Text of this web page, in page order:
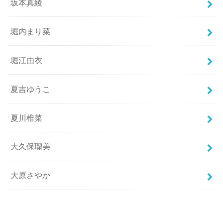
坂本真綾
堀内まり菜
堀江由衣
夏吉ゆうこ
夏川椎菜
大久保瑠美
大原さやか